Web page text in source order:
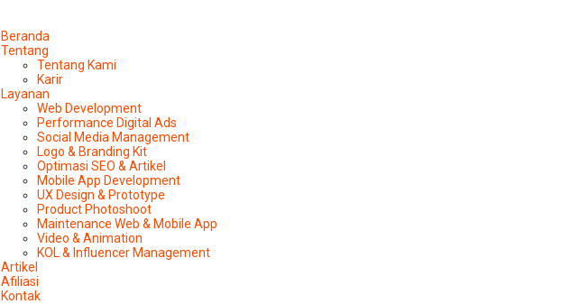
Beranda
Tentang
Tentang Kami
Karir
Layanan
Web Development
Performance Digital Ads
Social Media Management
Logo & Branding Kit
Optimasi SEO & Artikel
Mobile App Development
UX Design & Prototype
Product Photoshoot
Maintenance Web & Mobile App
Video & Animation
KOL & Influencer Management
Artikel
Afiliasi
Kontak